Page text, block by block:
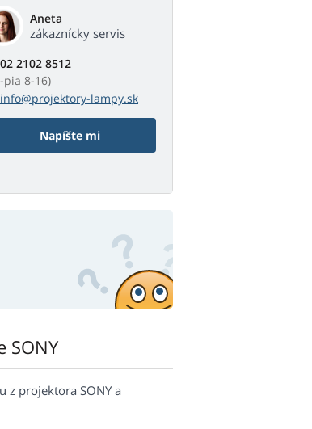
Aneta
zákaznícky servis
02 2102 8512
pia 8-16)
info@projektory-lampy.sk
Napíšte mi
SONY
z projektora SONY a